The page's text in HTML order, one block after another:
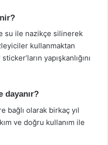
su ile nazikçe silinerek
kullanmaktan
yapışkanlığını
dayanır?
bağlı olarak birkaç yıl
ve doğru kullanım ile